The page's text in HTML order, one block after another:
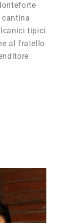
cantina
tipici
al fratello